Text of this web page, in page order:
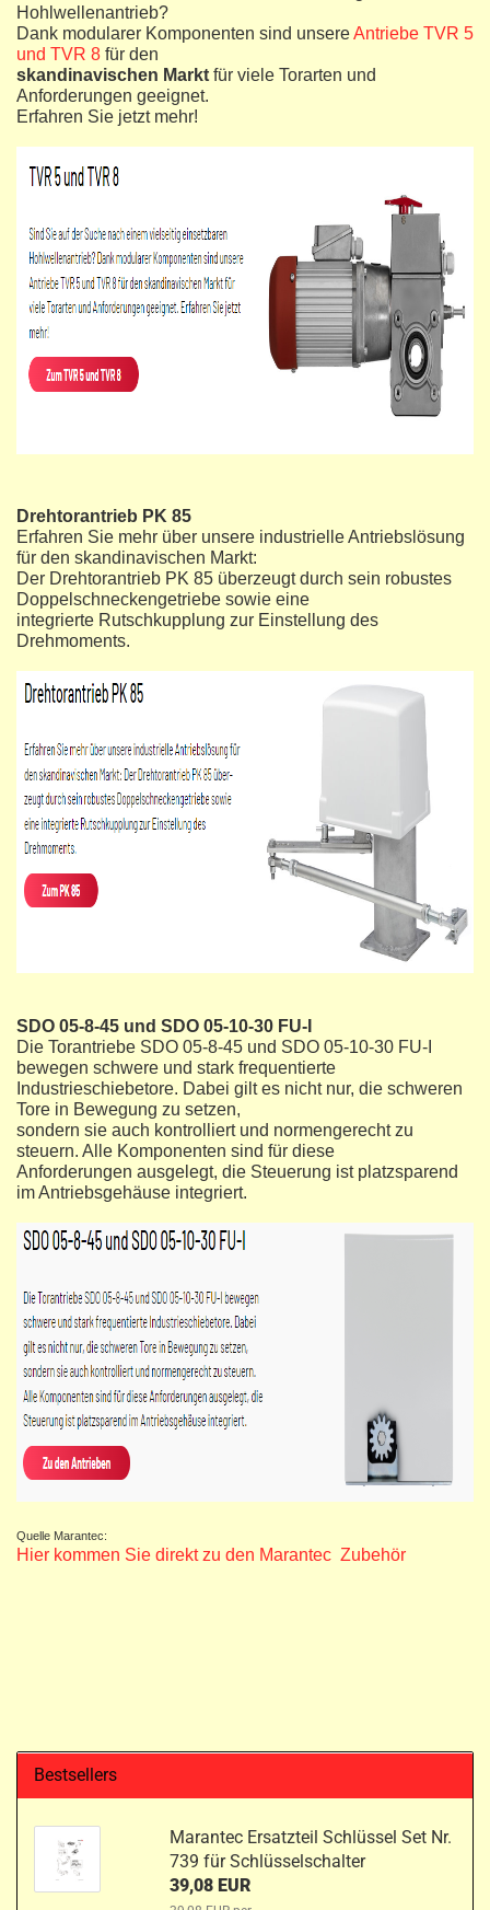
Hohlwellenantrieb?
Dank modularer Komponenten sind unsereAntriebe TVR 5
und TVR 8 für den
skandinavischen Markt für viele Torarten und
Anforderungen geeignet.
Erfahren Sie jetzt mehr!
Drehtorantrieb PK 85
Erfahren Sie mehr über unsere industrielle Antriebslösung
für den skandinavischen Markt:
Der Drehtorantrieb PK 85 überzeugt durch sein robustes
Doppelschneckengetriebe sowie eine
integrierte Rutschkupplung zur Einstellung des
Drehmoments.
SDO 05-8-45 und SDO 05-10-30 FU-I
Die Torantriebe SDO 05-8-45 und SDO 05-10-30 FU-I
bewegen schwere und stark frequentierte
Industrieschiebetore. Dabei gilt es nicht nur, die schweren
Tore in Bewegung zu setzen,
sondern sie auch kontrolliert und normengerecht zu
steuern. Alle Komponenten sind für diese
Anforderungen ausgelegt, die Steuerung ist platzsparend
im Antriebsgehäuse integriert.
Quelle Marantec:
Hier kommen Sie direkt zu den Marantec Zubehör
Bestsellers
Marantec Ersatzteil Schlüssel Set Nr.
739 für Schlüsselschalter
39,08 EUR